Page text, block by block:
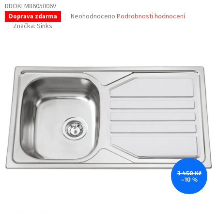
RDOKLM8605006V
Doprava zdarma
Průměrné
5
hvězdiček.
Neohodnoceno Podrobnosti hodnocení
Značka: Sinks
3 450 Kč
–10 %